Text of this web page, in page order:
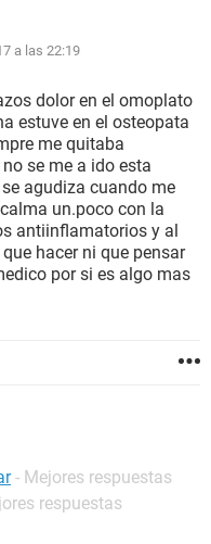
a las 22:19
dolor en el omoplato
estuve en el osteopata
me quitaba
se me a ido esta
agudiza cuando me
un.poco con la
antiinflamatorios y al
hacer ni que pensar
por si es algo mas
- Mejores respuestas
respuestas